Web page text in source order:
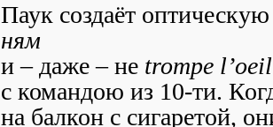
Паук создаёт
ням
и – даже – не trompe l’oeil
с командою из 10-ти.
на балкон с сигаретой,